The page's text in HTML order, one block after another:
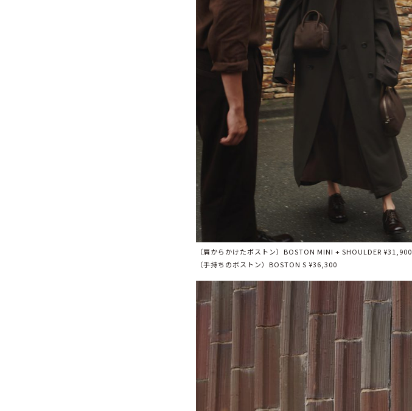
（肩からかけたボストン）BOSTON MINI + SHOULDER ¥31,900
（手持ちのボストン）BOSTON S ¥36,300